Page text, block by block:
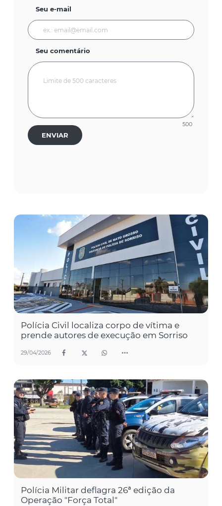
Seu e-mail
Seu comentário
500
ENVIAR
Polícia Civil localiza corpo de vítima e
prende autores de execução em Sorriso
29/04/2026
Polícia Militar deflagra 26ª edição da
Operação "Força Total"